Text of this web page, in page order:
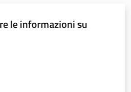
le informazioni su